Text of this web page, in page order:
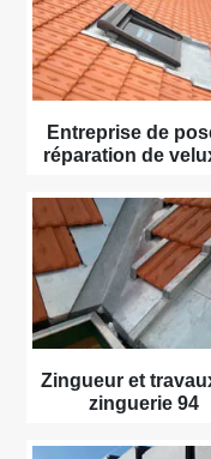
Entreprise de
réparation de
Zingueur et
zinguerie 94